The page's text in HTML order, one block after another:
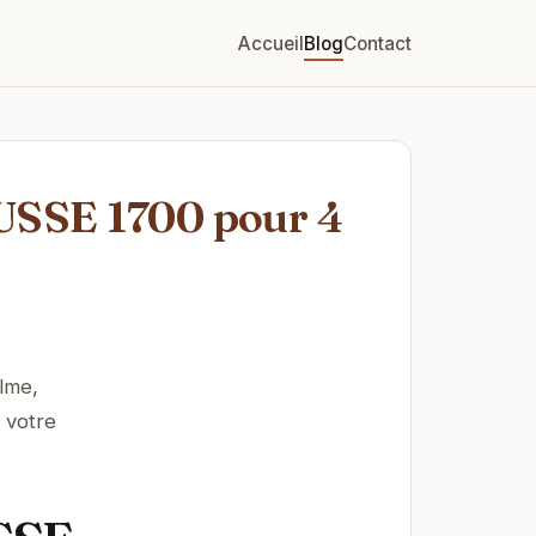
AccueilBlogContact
1700 pour 4
votre